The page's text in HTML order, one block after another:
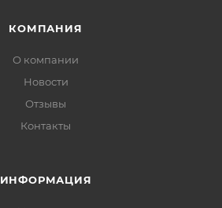
КОМПАНИЯ
О компании
Новости
Отзывы
Контакты
ИНФОРМАЦИЯ